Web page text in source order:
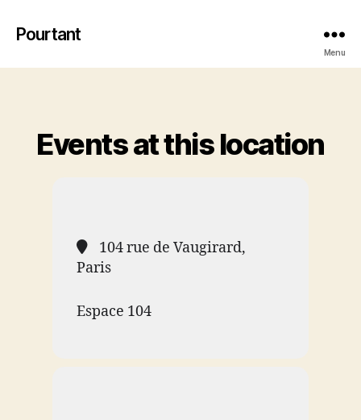
Pourtant
Menu
Events at this location
104 rue de Vaugirard,
Paris
Espace 104